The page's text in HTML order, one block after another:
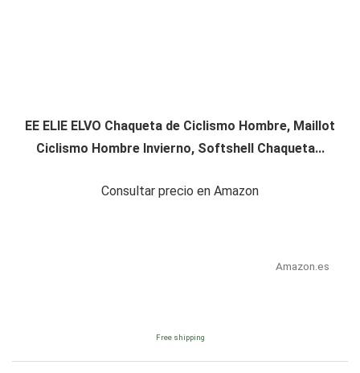
EE ELIE ELVO Chaqueta de Ciclismo Hombre, Maillot
Ciclismo Hombre Invierno, Softshell Chaqueta...
Consultar precio en Amazon
Amazon.es
Free shipping